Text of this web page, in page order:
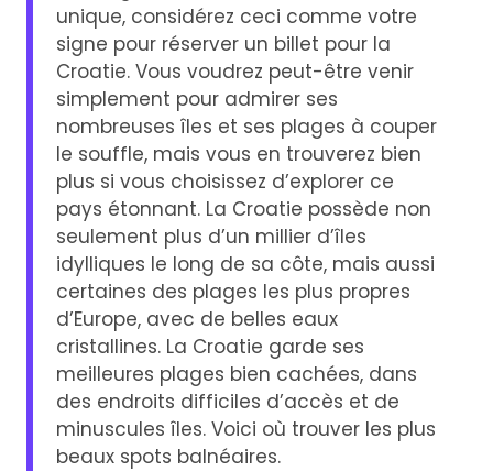
unique, considérez ceci comme votre
signe pour réserver un billet pour la
Croatie. Vous voudrez peut-être venir
simplement pour admirer ses
nombreuses îles et ses plages à couper
le souffle, mais vous en trouverez bien
plus si vous choisissez d’explorer ce
pays étonnant. La Croatie possède non
seulement plus d’un millier d’îles
idylliques le long de sa côte, mais aussi
certaines des plages les plus propres
d’Europe, avec de belles eaux
cristallines. La Croatie garde ses
meilleures plages bien cachées, dans
des endroits difficiles d’accès et de
minuscules îles. Voici où trouver les plus
beaux spots balnéaires.